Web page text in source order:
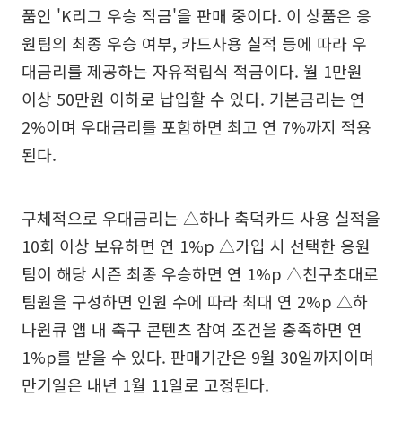
품인 'K리그 우승 적금'을 판매 중이다. 이 상품은 응
원팀의 최종 우승 여부, 카드사용 실적 등에 따라 우
대금리를 제공하는 자유적립식 적금이다. 월 1만원
이상 50만원 이하로 납입할 수 있다. 기본금리는 연
2%이며 우대금리를 포함하면 최고 연 7%까지 적용
된다.
구체적으로 우대금리는 △하나 축덕카드 사용 실적을
10회 이상 보유하면 연 1%p △가입 시 선택한 응원
팀이 해당 시즌 최종 우승하면 연 1%p △친구초대로
팀원을 구성하면 인원 수에 따라 최대 연 2%p △하
나원큐 앱 내 축구 콘텐츠 참여 조건을 충족하면 연
1%p를 받을 수 있다. 판매기간은 9월 30일까지이며
만기일은 내년 1월 11일로 고정된다.